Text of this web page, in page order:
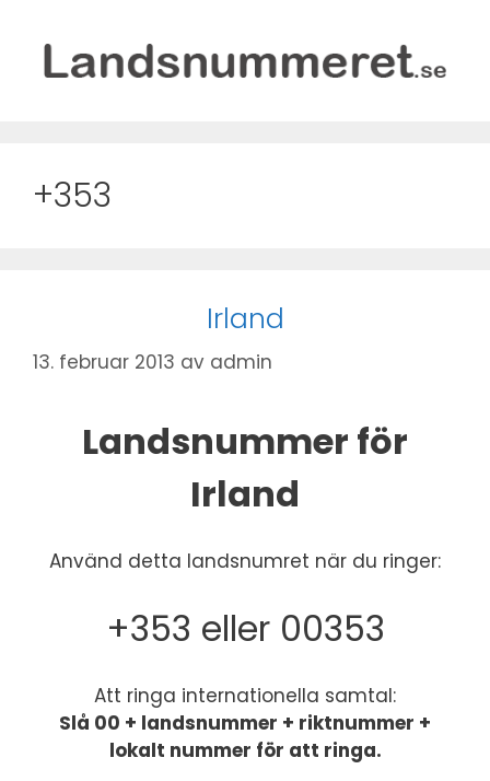
innhold
+353
Irland
13. februar 2013 av admin
Landsnummer för
Irland
Använd detta landsnumret när du ringer:
+353 eller 00353
Att ringa internationella samtal:
Slå 00 + landsnummer + riktnummer +
lokalt nummer för att ringa.